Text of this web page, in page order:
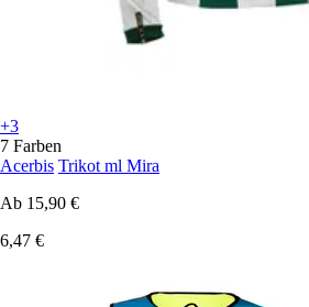
+3
7 Farben
Acerbis Trikot ml Mira
Ab 15,90 €
6,47 €